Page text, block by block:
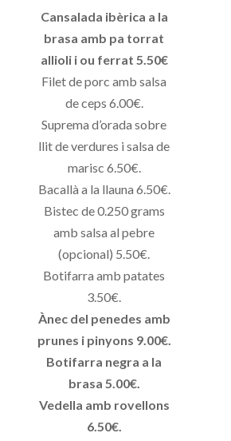
Cansalada ibèrica a la
brasa amb pa torrat
allioli i ou ferrat 5.50€
Filet de porc amb salsa
de ceps 6.00€.
Suprema d’orada sobre
llit de verdures i salsa de
marisc 6.50€.
Bacallà a la llauna 6.50€.
Bistec de 0.250 grams
amb salsa al pebre
(opcional) 5.50€.
Botifarra amb patates
3.50€.
Ànec del penedes amb
prunes i pinyons 9.00€.
Botifarra negra a la
brasa 5.00€.
Vedella amb rovellons
6.50€.